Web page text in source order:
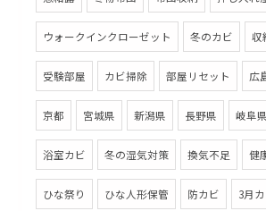
ウォークインクローゼット 冬のカビ 収
受験部屋 カビ掃除 部屋リセット 広
京都 宮城県 新潟県 長野県 岐阜県
浴室カビ 冬の湿気対策 換気不足 健
ひな祭り ひな人形保管 防カビ 3月